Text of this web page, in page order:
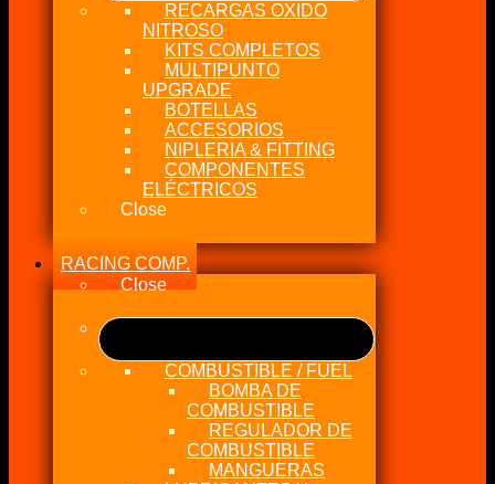
RECARGAS OXIDO
NITROSO
KITS COMPLETOS
MULTIPUNTO
UPGRADE
BOTELLAS
ACCESORIOS
NIPLERIA & FITTING
COMPONENTES
ELÉCTRICOS
Close
RACING COMP.
Close
COMBUSTIBLE / FUEL
BOMBA DE
COMBUSTIBLE
REGULADOR DE
COMBUSTIBLE
MANGUERAS